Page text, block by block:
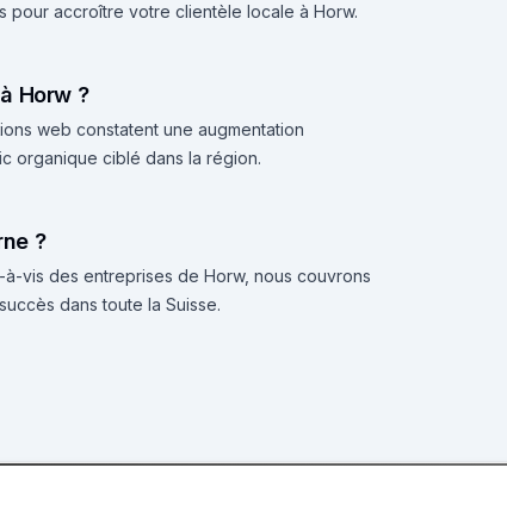
pour accroître votre clientèle locale à Horw.
Horw ?
web constatent une augmentation
organique ciblé dans la région.
?
vis des entreprises de Horw, nous couvrons
dans toute la Suisse.